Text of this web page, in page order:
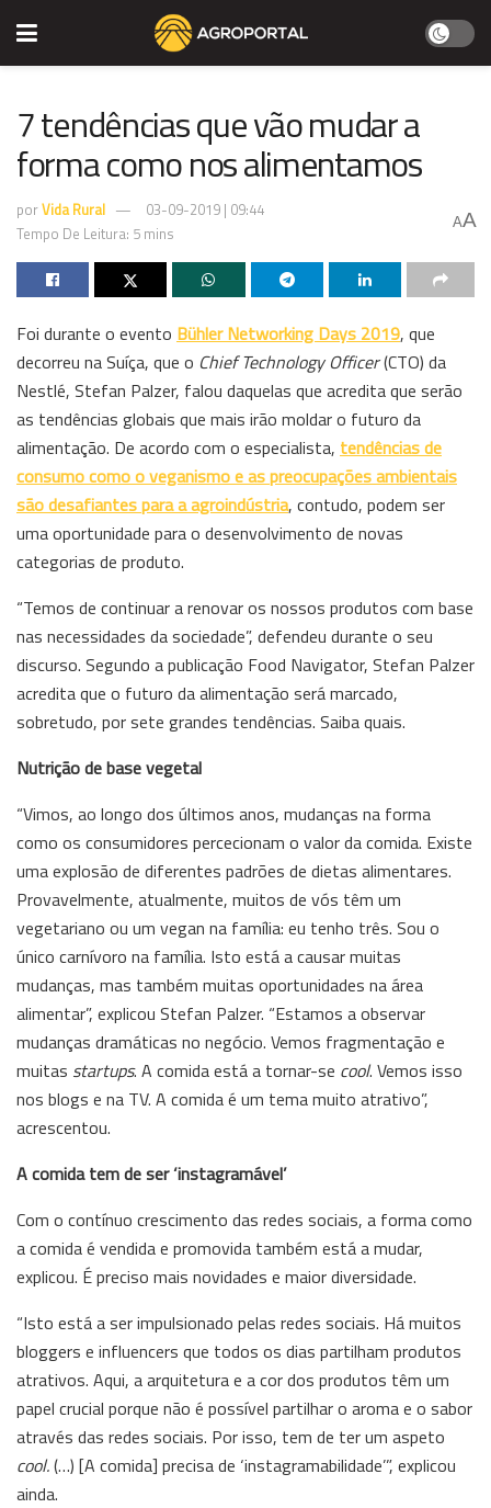
7 tendências que vão mudar a
forma como nos alimentamos
porVida Rural
03-09-2019 | 09:44
Tempo De Leitura: 5 mins
AA
Foi durante o evento Bühler Networking Days 2019, que
decorreu na Suíça, que o Chief Technology Officer(CTO) da
Nestlé, Stefan Palzer, falou daquelas que acredita que serão
as tendências globais que mais irão moldar o futuro da
alimentação. De acordo com o especialista, tendências de
consumo como o veganismo e as preocupações ambientais
são desafiantes para a agroindústria, contudo, podem ser
uma oportunidade para o desenvolvimento de novas
categorias de produto.
“Temos de continuar a renovar os nossos produtos com base
nas necessidades da sociedade”, defendeu durante o seu
discurso. Segundo a publicação Food Navigator, Stefan Palzer
acredita que o futuro da alimentação será marcado,
sobretudo, por sete grandes tendências. Saiba quais.
Nutrição de base vegetal
“Vimos, ao longo dos últimos anos, mudanças na forma
como os consumidores percecionam o valor da comida. Existe
uma explosão de diferentes padrões de dietas alimentares.
Provavelmente, atualmente, muitos de vós têm um
vegetariano ou um vegan na família: eu tenho três. Sou o
único carnívoro na família. Isto está a causar muitas
mudanças, mas também muitas oportunidades na área
alimentar”, explicou Stefan Palzer. “Estamos a observar
mudanças dramáticas no negócio. Vemos fragmentação e
muitas startups. A comida está a tornar-se cool. Vemos isso
nos blogs e na TV. A comida é um tema muito atrativo”,
acrescentou.
A comida tem de ser ‘instagramável’
Com o contínuo crescimento das redes sociais, a forma como
a comida é vendida e promovida também está a mudar,
explicou. É preciso mais novidades e maior diversidade.
“Isto está a ser impulsionado pelas redes sociais. Há muitos
bloggers e influencers que todos os dias partilham produtos
atrativos. Aqui, a arquitetura e a cor dos produtos têm um
papel crucial porque não é possível partilhar o aroma e o sabor
através das redes sociais. Por isso, tem de ter um aspeto
cool.(…) [A comida] precisa de ‘instagramabilidade’”, explicou
ainda.